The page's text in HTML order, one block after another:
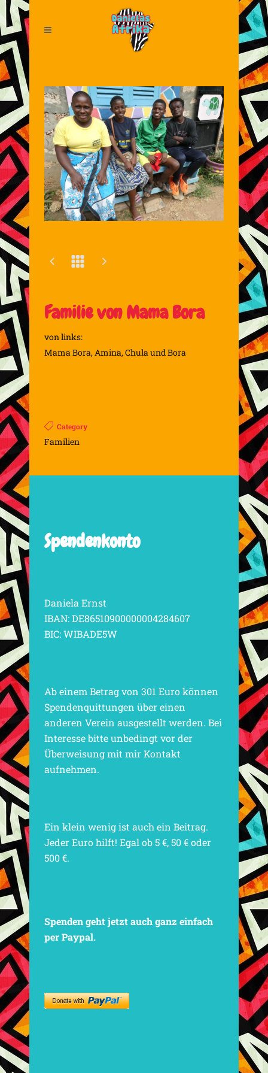
Familie von Mama Bora
von links:
Mama Bora, Amina, Chula und Bora
Category
Familien
Spendenkonto
Daniela Ernst
IBAN: DE86510900000004284607
BIC: WIBADE5W
Ab einem Betrag von 301 Euro können
Spendenquittungen über einen
anderen Verein ausgestellt werden. Bei
Interesse bitte unbedingt vor der
Überweisung mit mir Kontakt
aufnehmen.
Ein klein wenig ist auch ein Beitrag.
Jeder Euro hilft! Egal ob 5 €, 50 € oder
500 €.
Spenden geht jetzt auch ganz einfach
per Paypal.